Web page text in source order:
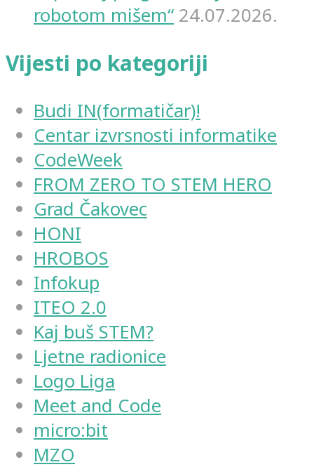
robotom mišem“ 24.07.2026.
Vijesti po kategoriji
Budi IN(formatičar)!
Centar izvrsnosti informatike
CodeWeek
FROM ZERO TO STEM HERO
Grad Čakovec
HONI
HROBOS
Infokup
ITEO 2.0
Kaj buš STEM?
Ljetne radionice
Logo Liga
Meet and Code
micro:bit
MZO